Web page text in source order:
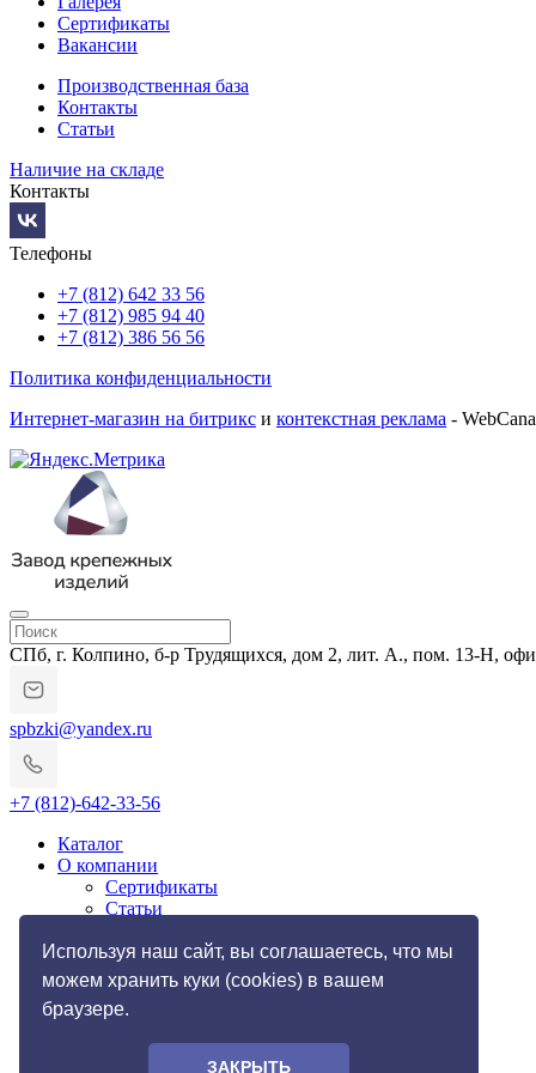
Используя наш сайт, вы соглашаетесь, что мы
можем хранить куки (cookies) в вашем
браузере.
ЗАКРЫТЬ
Сертификаты
Вакансии
Производственная база
Контакты
Статьи
Наличие на складе
Контакты
Телефоны
+7 (812) 642 33 56
+7 (812) 985 94 40
+7 (812) 386 56 56
Политика конфиденциальности
Интернет-магазин на битрикс и контекстная реклама -
СПб, г. Колпино, б-р Трудящихся, дом 2, лит. А., пом. 13-Н,
spbzki@yandex.ru
+7 (812)-642-33-56
Каталог
О компании
Сертификаты
Статьи
Импортозамещение
Услуги
Резьбонакатные работы
Токарные работы по металлу